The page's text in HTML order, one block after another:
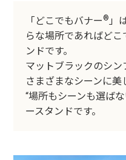
「どこでもバナー ® 」
らな場所であればど
ンドです。
マットブラックのシン
さまざまなシーンに美
“場所もシーンも選ばな
ースタンドです。